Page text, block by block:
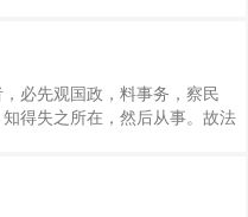
甲兵自强，群臣无诈伪，百官
莫敢高言孟行以过其情、以�
出而道留谓之拥，下情求不上
也。是故先王之治国也，不淫
法之内也。动无非法者，所以
错，政不二门。以法治国则举
；有寻丈之数者，不可差以长
，则臣离上而下比周矣；
必先观国政，料事务，察民
得失之所在，然后从事。故法
君行逆不修道，诛杀不以理，
令，罢民力，财竭则不能毋侵
。民已侵夺、堕倪，因以法随